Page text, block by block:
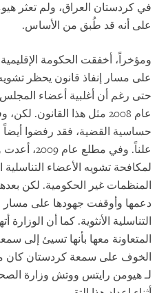
في كردستان العراق، ولم تعثر
على أنه قد طُبق من الأساس.
ومؤخراً، أخفقت الحكومة
على مسار إنفاذ قانون يحظر تشويه
حتى رغم أن أغلبية أعضاء المجلس
عام 2008 مثل هذا القانون.
حساسية القضية، فقد رفضوا
علناً. وفي
لمكافحة تشويه الأعضاء التناسلية
المنظمات غير الحكومية. لكن
دعمها وأوقفت جهودها على مسار
التناسلية الأنثوية. كما أن
المتعاونة معها بأنها تسيئ إلى
الخوف على سمعة كردستان كان
لـ هيومن رايتس ووتش وزارة